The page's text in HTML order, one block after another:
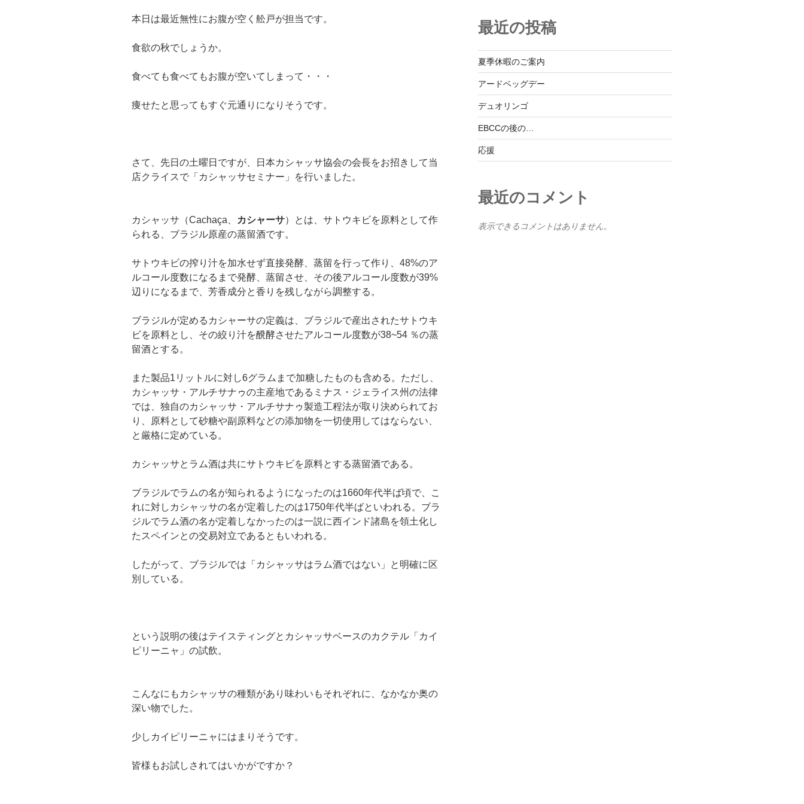
本日は最近無性にお腹が空く舩戸が担当です。
食欲の秋でしょうか。
食べても食べてもお腹が空いてしまって・・・
痩せたと思ってもすぐ元通りになりそうです。
さて、先日の土曜日ですが、日本カシャッサ協会の会長をお招きして当
店クライスで「カシャッサセミナー」を行いました。
カシャッサ（Cachaça カシャーサ）とは、サトウキビを原料として作
られる、ブラジル原産の蒸留酒です。
サトウキビの搾り汁を加水せず直接発酵、蒸留を行って作り、48%のア
ルコール度数になるまで発酵、蒸留させ、その後アルコール度数が39%
辺りになるまで、芳香成分と香りを残しながら調整する。
ブラジルが定めるカシャーサの定義は、ブラジルで産出されたサトウキ
ビを原料とし、その絞り汁を醗酵させたアルコール度数が38~54 ％の蒸
留酒とする。
また製品1リットルに対し6グラムまで加糖したものも含める。ただし、
カシャッサ・アルチサナゥの主産地であるミナス・ジェライス州の法律
では、独自のカシャッサ・アルチサナゥ製造工程法が取り決められてお
り、原料として砂糖や副原料などの添加物を一切使用してはならない、
と厳格に定めている。
カシャッサとラム酒は共にサトウキビを原料とする蒸留酒である。
ブラジルでラムの名が知られるようになったのは1660年代半ば頃で、こ
れに対しカシャッサの名が定着したのは1750年代半ばといわれる。ブラ
ジルでラム酒の名が定着しなかったのは一説に西インド諸島を領土化し
たスペインとの交易対立であるともいわれる。
したがって、ブラジルでは「カシャッサはラム酒ではない」と明確に区
別している。
という説明の後はテイスティングとカシャッサベースのカクテル「カイ
ピリーニャ」の試飲。
こんなにもカシャッサの種類があり味わいもそれぞれに、なかなか奥の
深い物でした。
少しカイピリーニャにはまりそうです。
皆様もお試しされてはいかがですか？
最近の投稿
夏季休暇のご案内
アードベッグデー
デュオリンゴ
EBCCの後の…
応援
最近のコメント
表示できるコメントはありません。